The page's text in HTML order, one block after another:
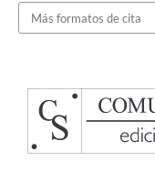
Más formatos de cita